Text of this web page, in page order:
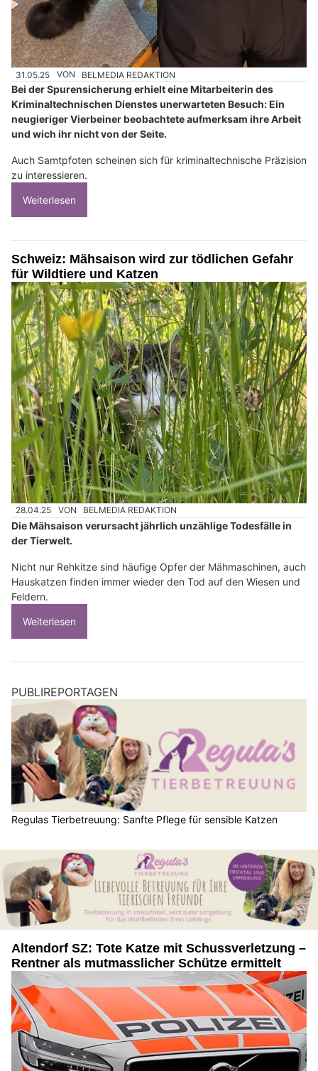
31.05.25 VON BELMEDIA REDAKTION
Bei der Spurensicherung erhielt eine Mitarbeiterin des
Kriminaltechnischen Dienstes unerwarteten Besuch: Ein
neugieriger Vierbeiner beobachtete aufmerksam ihre Arbeit
und wich ihr nicht von der Seite.
Auch Samtpfoten scheinen sich für kriminaltechnische Präzision
zu interessieren.
Weiterlesen
Schweiz: Mähsaison wird zur tödlichen Gefahr
für Wildtiere und Katzen
28.04.25 VON BELMEDIA REDAKTION
Die Mähsaison verursacht jährlich unzählige Todesfälle in
der Tierwelt.
Nicht nur Rehkitze sind häufige Opfer der Mähmaschinen, auch
Hauskatzen finden immer wieder den Tod auf den Wiesen und
Feldern.
Weiterlesen
PUBLIREPORTAGEN
Regulas Tierbetreuung: Sanfte Pflege für sensible Katzen
Altendorf SZ: Tote Katze mit Schussverletzung –
Rentner als mutmasslicher Schütze ermittelt